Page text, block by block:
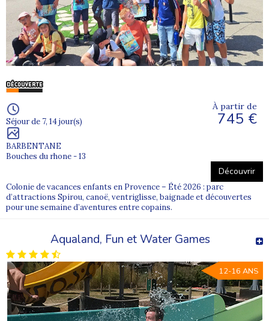
Séjour de 7, 14 jour(s)
BARBENTANE
Bouches du rhone - 13
À partir de
745 €
Découvrir
Colonie de vacances enfants en Provence – Été 2026 : parc
d’attractions Spirou, canoë, ventriglisse, baignade et découvertes
pour une semaine d’aventures entre copains.
Aqualand, Fun et Water Games
12-16 ANS